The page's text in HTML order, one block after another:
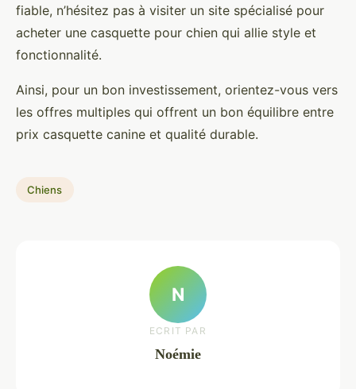
fiable, n’hésitez pas à visiter un site spécialisé pour
acheter une casquette pour chien qui allie style et
fonctionnalité.
Ainsi, pour un bon investissement, orientez-vous vers
les offres multiples qui offrent un bon équilibre entre
prix casquette canine et qualité durable.
Chiens
N
ECRIT PAR
Noémie